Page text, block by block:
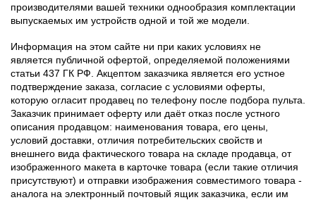
производителями вашей техники однообразия комплектации
выпускаемых им устройств одной и той же модели.
Информация на этом сайте ни при каких условиях не
является публичной офертой, определяемой положениями
статьи 437 ГК РФ. Акцептом заказчика является его устное
подтверждение заказа, согласие с условиями оферты,
которую огласит продавец по телефону после подбора пульта.
Заказчик принимает оферту или даёт отказ после устного
описания продавцом: наименования товара, его цены,
условий доставки, отличия потребительских свойств и
внешнего вида фактического товара на складе продавца, от
изображенного макета в карточке товара (если такие отличия
присутствуют) и отправки изображения совместимого товара -
аналога на электронный почтовый ящик заказчика, если им